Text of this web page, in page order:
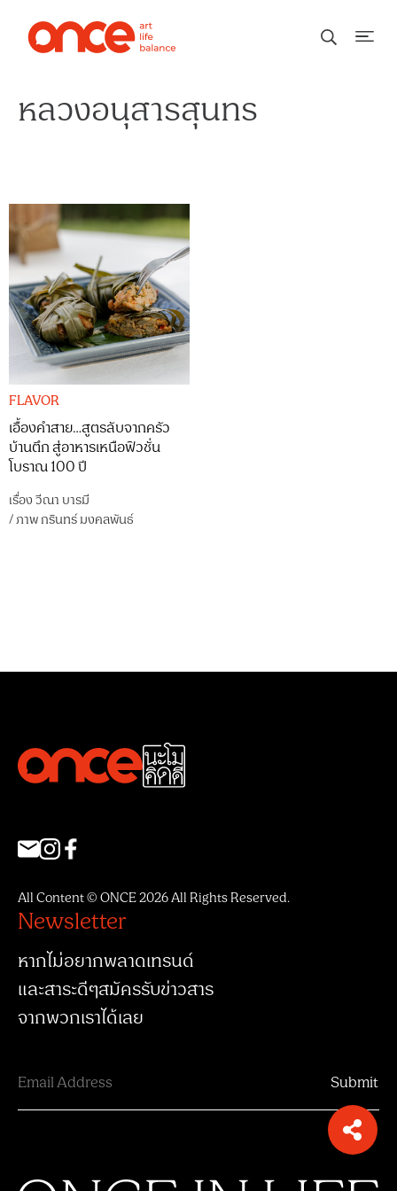
หลวงอนุสารสุนทร
FLAVOR
เอื้องคำสาย…สูตรลับจากครัว
บ้านตึก สู่อาหารเหนือฟิวชั่น
โบราณ 100 ปี
เรื่องวีณา บารมี
/ภาพกรินทร์ มงคลพันธ์
All Content © ONCE 2026 All Rights Reserved.
Newsletter
หากไม่อยากพลาดเทรนด์
และสาระดีๆสมัครรับข่าวสาร
จากพวกเราได้เลย